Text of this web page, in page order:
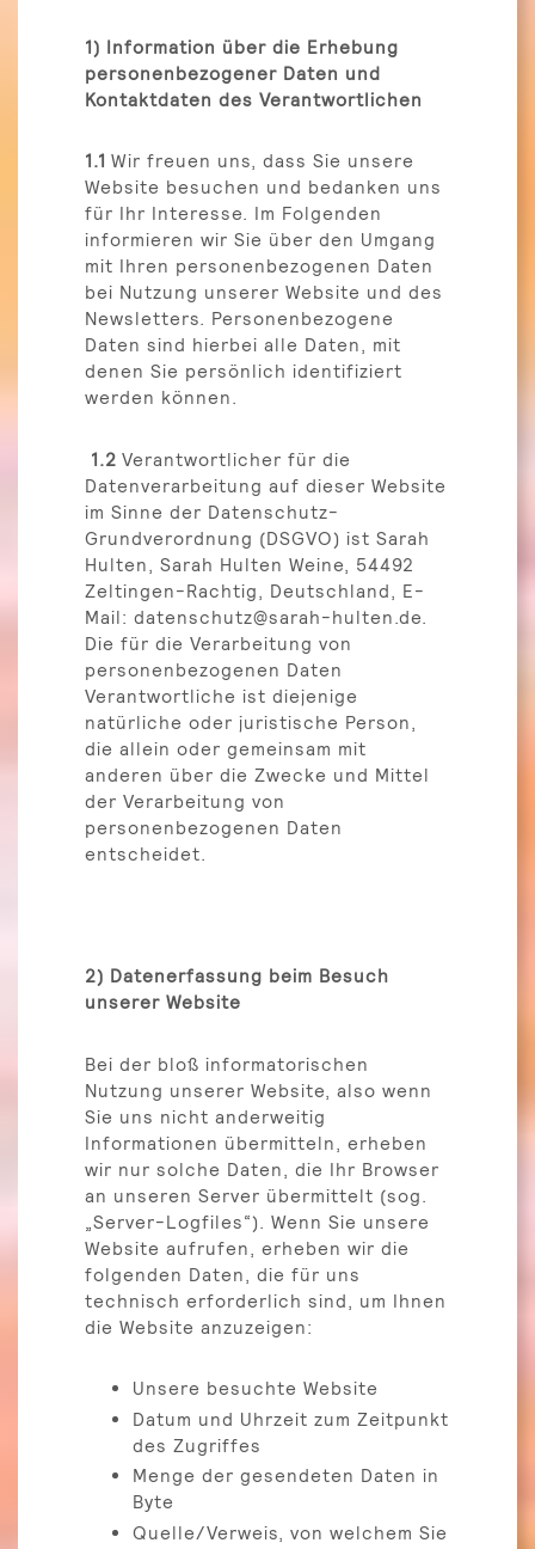
1) Information über die Erhebung
personenbezogener Daten und
Kontaktdaten des Verantwortlichen
1.1 Wir freuen uns, dass Sie unsere
Website besuchen und bedanken uns
für Ihr Interesse. Im Folgenden
informieren wir Sie über den Umgang
mit Ihren personenbezogenen Daten
bei Nutzung unserer Website und des
Newsletters. Personenbezogene
Daten sind hierbei alle Daten, mit
denen Sie persönlich identifiziert
werden können.
1.2 Verantwortlicher für die
Datenverarbeitung auf dieser Website
im Sinne der Datenschutz-
Grundverordnung (DSGVO) ist Sarah
Hulten, Sarah Hulten Weine, 54492
Zeltingen-Rachtig, Deutschland, E-
Mail: datenschutz@sarah-hulten.de.
Die für die Verarbeitung von
personenbezogenen Daten
Verantwortliche ist diejenige
natürliche oder juristische Person,
die allein oder gemeinsam mit
anderen über die Zwecke und Mittel
der Verarbeitung von
personenbezogenen Daten
entscheidet.
2) Datenerfassung beim Besuch
unserer Website
Bei der bloß informatorischen
Nutzung unserer Website, also wenn
Sie uns nicht anderweitig
Informationen übermitteln, erheben
wir nur solche Daten, die Ihr Browser
an unseren Server übermittelt (sog.
„Server-Logfiles“). Wenn Sie unsere
Website aufrufen, erheben wir die
folgenden Daten, die für uns
technisch erforderlich sind, um Ihnen
die Website anzuzeigen:
Unsere besuchte Website
Datum und Uhrzeit zum Zeitpunkt
des Zugriffes
Menge der gesendeten Daten in
Byte
Quelle/Verweis, von welchem Sie